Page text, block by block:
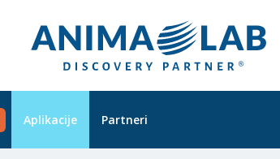
Aplikacije Partneri